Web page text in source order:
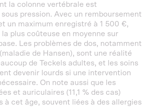
la colonne vertébrale est
pression. Avec un remboursement
un maximum enregistré à 1 500 €,
plus coûteuse en moyenne sur
Les problèmes de dos, notamment
de Hansen), sont une réalité
de Teckels adultes, et les soins
devenir lourds si une intervention
On note aussi que les
et auriculaires (11,1 % des cas)
à cet âge, souvent liées à des allergies